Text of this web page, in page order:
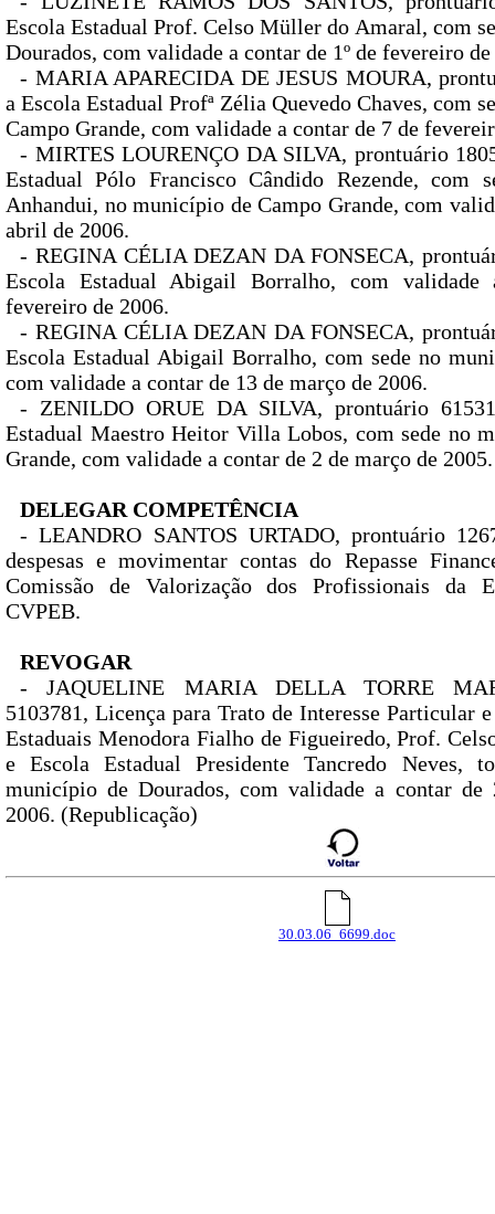
Escola Estadual Prof. Celso Müller do Amaral, com
Dourados, com validade a contar de 1º de fevereiro
- MARIA APARECIDA DE JESUS MOURA,
a Escola Estadual Profª Zélia Quevedo Chaves, com
Campo Grande, com validade a contar de 7 de
- MIRTES LOURENÇO DA SILVA, prontuário
Estadual Pólo Francisco Cândido Rezende, com
Anhandui, no município de Campo Grande, com
abril de 2006.
- REGINA CÉLIA DEZAN DA FONSECA,
Escola Estadual Abigail Borralho, com
fevereiro de 2006.
- REGINA CÉLIA DEZAN DA FONSECA,
Escola Estadual Abigail Borralho, com sede no
com validade a contar de 13 de março de 2006.
- ZENILDO ORUE DA SILVA, prontuário
Estadual Maestro Heitor Villa Lobos, com sede no
Grande, com validade a contar de 2 de março de 2005.
DELEGAR COMPETÊNCIA
- LEANDRO SANTOS URTADO, prontuário
despesas e movimentar contas do Repasse
Comissão de Valorização dos Profissionais da
CVPEB.
REVOGAR
- JAQUELINE MARIA DELLA TORRE
5103781, Licença para Trato de Interesse Particular
Estaduais Menodora Fialho de Figueiredo, Prof.
e Escola Estadual Presidente Tancredo Neves,
município de Dourados, com validade a contar de
2006. (Republicação)
30.03.06_6699.doc